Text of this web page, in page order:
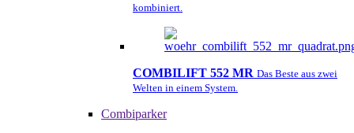
kombiniert.
COMBILIFT 552 MR Das Beste aus zwei
Welten in einem System.
Combiparker